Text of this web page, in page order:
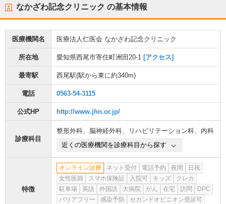
なかざわ記念クリニック の基本情報
医療機関名 医療法人仁医会 なかざわ記念クリニック
所在地 愛知県西尾市寄住町洲田20-1 [アクセス]
最寄駅 西尾駅(駅から東に約340m)
電話 0563-54-3115
公式HP http://www.jhn.or.jp/
診療科目
整形外科、 脳神経外科、 リハビリテーション科、 内科
近くの医療機関を診療科目から探す
特徴
オンライン診療 ネット受付 電話予約 夜間
日祝
女性医師
スマホ保険証 入院可 キッズ
クレカ
駐車場
英語 外国語 大病院 がん 在宅 訪問
DPC
バリアフリー
感染予防
セカンドオピニオン受診可